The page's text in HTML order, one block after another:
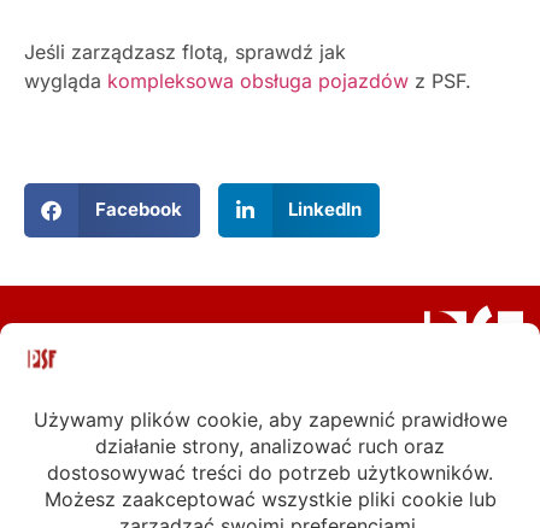
Jeśli zarządzasz flotą, sprawdź jak
wygląda kompleksowa obsługa pojazdów z PSF.
Facebook LinkedIn
Polski Serwis Floty Sp. z o. o.
ul. Ks. Bpa Bednorza 2a-6
40-384 Katowice
tel.